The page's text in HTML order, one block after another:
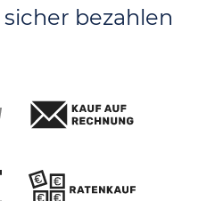
bezahlen